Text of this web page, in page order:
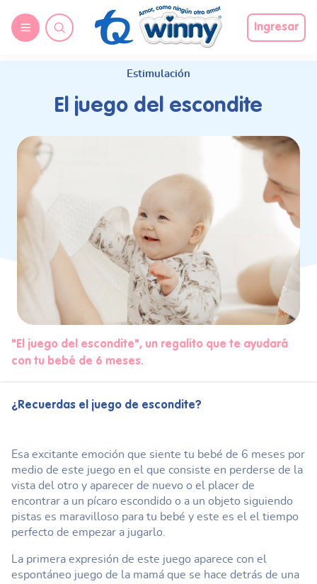
Ingresar
Estimulación
El juego del escondite
"El juego del escondite", un regalito que te ayudará
con tu bebé de 6 meses.
¿Recuerdas el juego de escondite?
Esa excitante emoción que siente tu bebé de 6 meses por
medio de este juego en el que consiste en perderse de la
vista del otro y aparecer de nuevo o el placer de
encontrar a un pícaro escondido o a un objeto siguiendo
pistas es maravilloso para tu bebé y este es el el tiempo
perfecto de empezar a jugarlo.
La primera expresión de este juego aparece con el
espontáneo juego de la mamá que se hace detrás de una